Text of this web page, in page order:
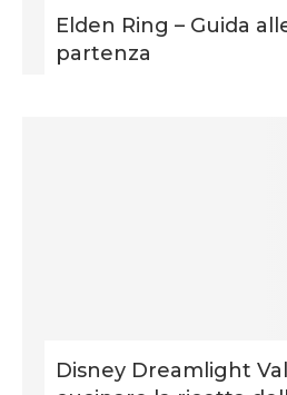
Elden Ring – Guida
partenza
Disney Dreamlight